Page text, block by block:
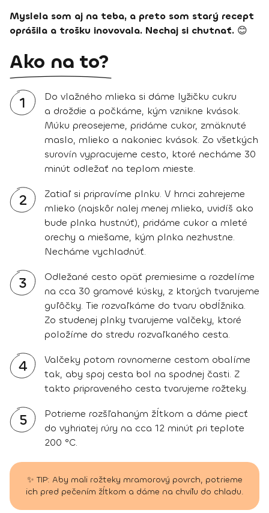
Myslela som aj na teba, a preto som starý recept
oprášila a trošku inovovala. Nechaj si chutnať. 😊
Ako na to?
1
Do vlažného mlieka si dáme lyžičku cukru
a droždie a počkáme, kým vznikne kvások.
Múku preosejeme, pridáme cukor, zmäknuté
maslo, mlieko a nakoniec kvások. Zo všetkých
surovín vypracujeme cesto, ktoré necháme 30
minút odležať na teplom mieste.
2
Zatiaľ si pripravíme plnku. V hrnci zahrejeme
mlieko (najskôr nalej menej mlieka, uvidíš ako
bude plnka hustnúť), pridáme cukor a mleté
orechy a miešame, kým plnka nezhustne.
Necháme vychladnúť.
3
Odležané cesto opäť premiesime a rozdelíme
na cca 30 gramové kúsky, z ktorých tvarujeme
guľôčky. Tie rozvaľkáme do tvaru obdĺžnika.
Zo studenej plnky tvarujeme valčeky, ktoré
položíme do stredu rozvaľkaného cesta.
4
Valčeky potom rovnomerne cestom obalíme
tak, aby spoj cesta bol na spodnej časti. Z
takto pripraveného cesta tvarujeme rožteky.
5
Potrieme rozšľahaným žĺtkom a dáme piecť
do vyhriatej rúry na cca 12 minút pri teplote
200 °C.
✨ TIP: Aby mali rožteky mramorový povrch, potrieme
ich pred pečením žĺtkom a dáme na chvíľu do chladu.